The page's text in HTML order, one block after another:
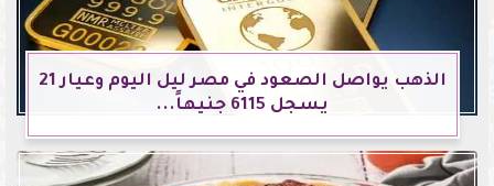
الذهب يواصل الصعود في مصر ليل اليوم وعيار 21
يسجل 6115 جنيهاً...